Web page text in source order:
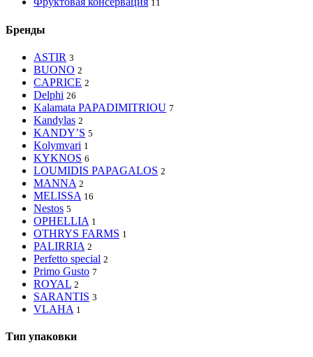
11
Бренды
ASTIR 3
BUONO 2
CAPRICE 2
Delphi 26
Kalamata PAPADIMITRIOU 7
Kandylas 2
KANDY’S 5
Kolymvari 1
KYKNOS 6
LOUMIDIS PAPAGALOS 2
MANNA 2
MELISSA 16
Nestos 5
OPHELLIA 1
OTHRYS FARMS 1
PALIRRIA 2
Perfetto special 2
Primo Gusto 7
ROYAL 2
SARANTIS 3
VLAHA 1
Тип упаковки